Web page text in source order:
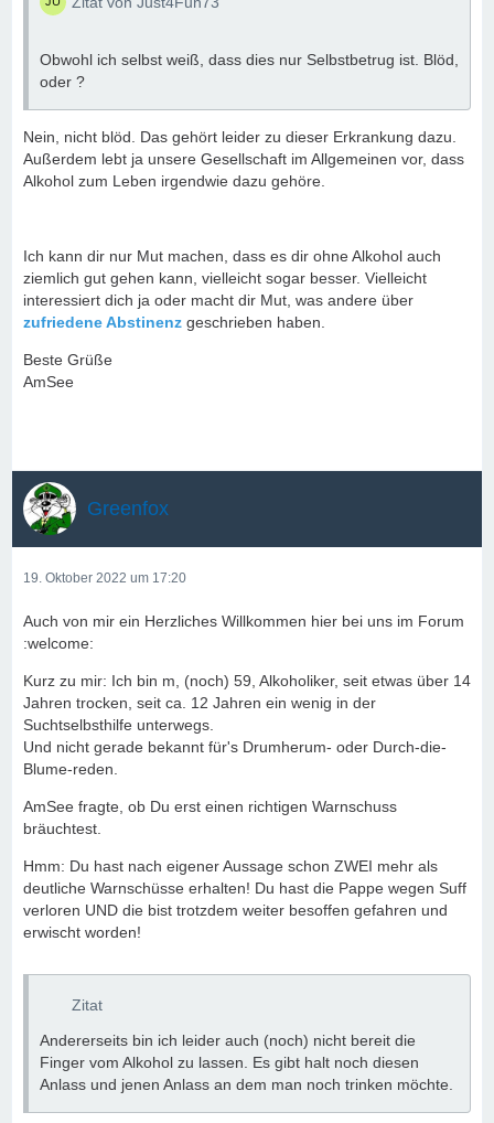
Obwohl ich selbst weiß, dass dies nur Selbstbetrug ist. Blöd,
oder ?
Nein, nicht blöd. Das gehört leider zu dieser Erkrankung dazu.
Außerdem lebt ja unsere Gesellschaft im Allgemeinen vor, dass
Alkohol zum Leben irgendwie dazu gehöre.
Ich kann dir nur Mut machen, dass es dir ohne Alkohol auch
ziemlich gut gehen kann, vielleicht sogar besser. Vielleicht
interessiert dich ja oder macht dir Mut, was andere über
zufriedene Abstinenz geschrieben haben.
Beste Grüße
AmSee
Greenfox
19. Oktober 2022 um 17:20
Auch von mir ein Herzliches Willkommen hier bei uns im Forum
:welcome:
Kurz zu mir: Ich bin m, (noch) 59, Alkoholiker, seit etwas über 14
Jahren trocken, seit ca. 12 Jahren ein wenig in der
Suchtselbsthilfe unterwegs.
Und nicht gerade bekannt für's Drumherum- oder Durch-die-
Blume-reden.
AmSee fragte, ob Du erst einen richtigen Warnschuss
bräuchtest.
Hmm: Du hast nach eigener Aussage schon ZWEI mehr als
deutliche Warnschüsse erhalten! Du hast die Pappe wegen Suff
verloren UND die bist trotzdem weiter besoffen gefahren und
erwischt worden!
Zitat
Andererseits bin ich leider auch (noch) nicht bereit die
Finger vom Alkohol zu lassen. Es gibt halt noch diesen
Anlass und jenen Anlass an dem man noch trinken möchte.